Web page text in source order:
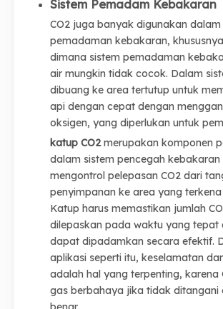
Sistem Pemadam Kebakaran
CO2 juga banyak digunakan dalam
pemadaman kebakaran,
dimana sistem pemadaman
air mungkin tidak cocok. Dalam
dibuang ke area tertutup untuk
api dengan cepat dengan
oksigen, yang diperlukan untuk
katup CO2merupakan komponen
dalam sistem pencegah kebakaran
mengontrol pelepasan CO2 dari
penyimpanan ke area yang
Katup harus memastikan jumlah
dilepaskan pada waktu yang tepat
dapat dipadamkan secara efektif.
aplikasi seperti itu, keselamatan
adalah hal yang terpenting, karena
gas berbahaya jika tidak ditangani